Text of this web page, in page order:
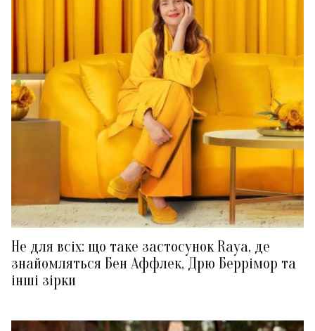
Не для всіх: що таке застосунок Raya, де
знайомляться Бен Аффлек, Дрю Беррімор та
інші зірки